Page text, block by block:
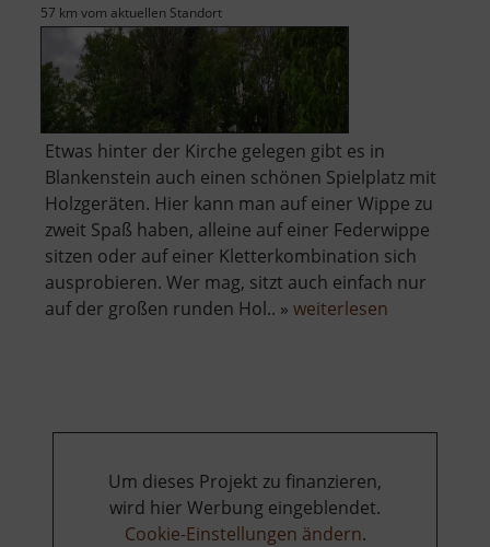
57 km vom aktuellen Standort
Etwas hinter der Kirche gelegen gibt es in
Blankenstein auch einen schönen Spielplatz mit
Holzgeräten. Hier kann man auf einer Wippe zu
zweit Spaß haben, alleine auf einer Federwippe
sitzen oder auf einer Kletterkombination sich
ausprobieren. Wer mag, sitzt auch einfach nur
auf der großen runden Hol.. » weiterlesen
Um dieses Projekt zu finanzieren,
wird hier Werbung eingeblendet.
Cookie-Einstellungen ändern.